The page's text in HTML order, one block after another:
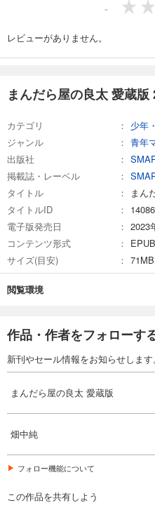
まんだら屋の良太
完結
あらすじを表示する
まんだら屋の良太
540
あらすじを表示する
まんだら屋の良太
540円 (税込)
あらすじを表示する
まんだら屋の良太
完結
まんだら屋の良太
完結
-
レビューがありません。
まんだら屋の良太 愛蔵
カテゴリ
少年
ジャンル
青年
出版社
掲載誌・レーベル
タイトル
まん
タイトルID
電子版発売日
2023
コンテンツ形式
EPUB
サイズ(目安)
71MB
閲覧環境
作品・作者をフォローす
新刊やセール情報をお知らせします。
まんだら屋の良太 愛蔵版
畑中純
フォロー機能について
この作品を共有しよう